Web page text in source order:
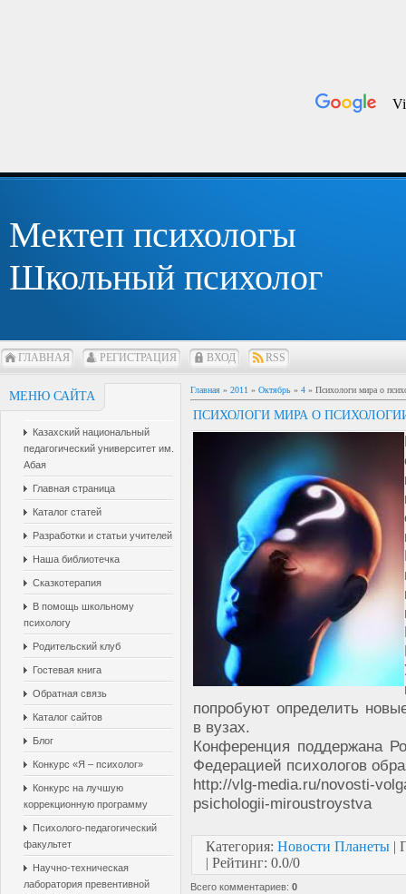
Мектеп психологы
Школьный психолог
ГЛАВНАЯ РЕГИСТРАЦИЯ ВХОД RSS
МЕНЮ САЙТА
Казахский национальный
педагогический университет им.
Абая
Главная страница
Каталог статей
Разработки и статьи учителей
Наша библиотечка
Сказкотерапия
В помощь школьному
психологу
Родительский клуб
Гостевая книга
Обратная связь
Каталог сайтов
Блог
Конкурс «Я – психолог»
Конкурс на лучшую
коррекционную программу
Психолого-педагогический
факультет
Научно-техническая
лаборатория превентивной
Главная » 2011 » Октябрь » 4 » Психологи мира о
ПСИХОЛОГИ МИРА О
попробуют определить
в вузах.
Конференция поддержана
Федерацией психологов
http://vlg-media.ru/novosti-
psichologii-miroustroystva
Категория: Новости Планеты |
| Рейтинг: 0.0/0
Всего комментариев: 0